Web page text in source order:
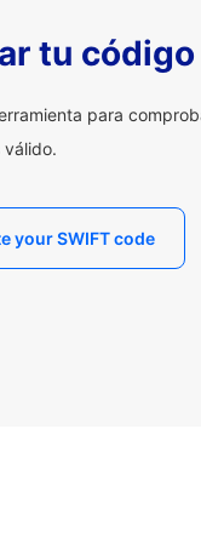
tu código
para
your SWIFT code